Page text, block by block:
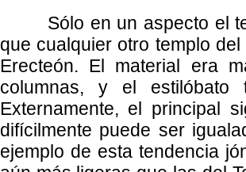
Sólo en un aspecto el
que cualquier otro templo
Erecteón. El material era
columnas, y el estilóbato
Externamente, el principal
difícilmente puede ser
ejemplo de esta tendencia